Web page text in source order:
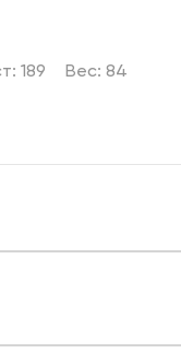
189 Вес: 84